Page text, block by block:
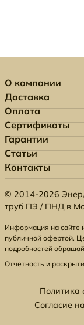
О компании
Доставка
Оплата
Сертификаты
Гарантии
Статьи
Контакты
© 2014-2026
труб ПЭ / ПНД в
Информация на сайте
публичной офертой.
подробностей
Отчетность и
Политика
Согласие